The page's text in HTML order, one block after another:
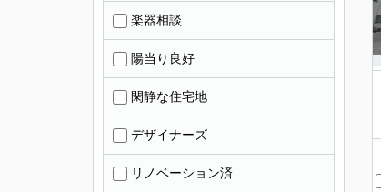
楽器相談
陽当り良好
閑静な住宅地
デザイナーズ
リノベーション済